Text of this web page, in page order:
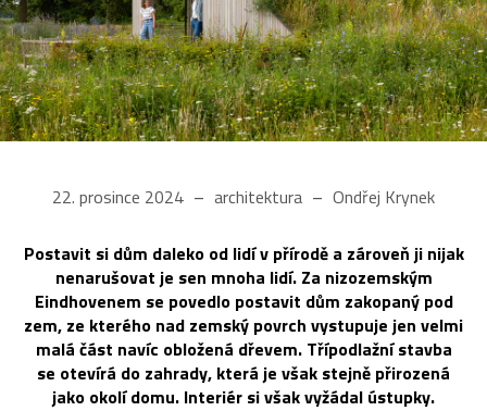
22. prosince 2024 architektura Ondřej Krynek
Postavit si dům daleko od lidí v přírodě a zároveň ji nijak
nenarušovat je sen mnoha lidí. Za nizozemským
Eindhovenem se povedlo postavit dům zakopaný pod
zem, ze kterého nad zemský povrch vystupuje jen velmi
malá část navíc obložená dřevem. Třípodlažní stavba
se otevírá do zahrady, která je však stejně přirozená
jako okolí domu. Interiér si však vyžádal ústupky.